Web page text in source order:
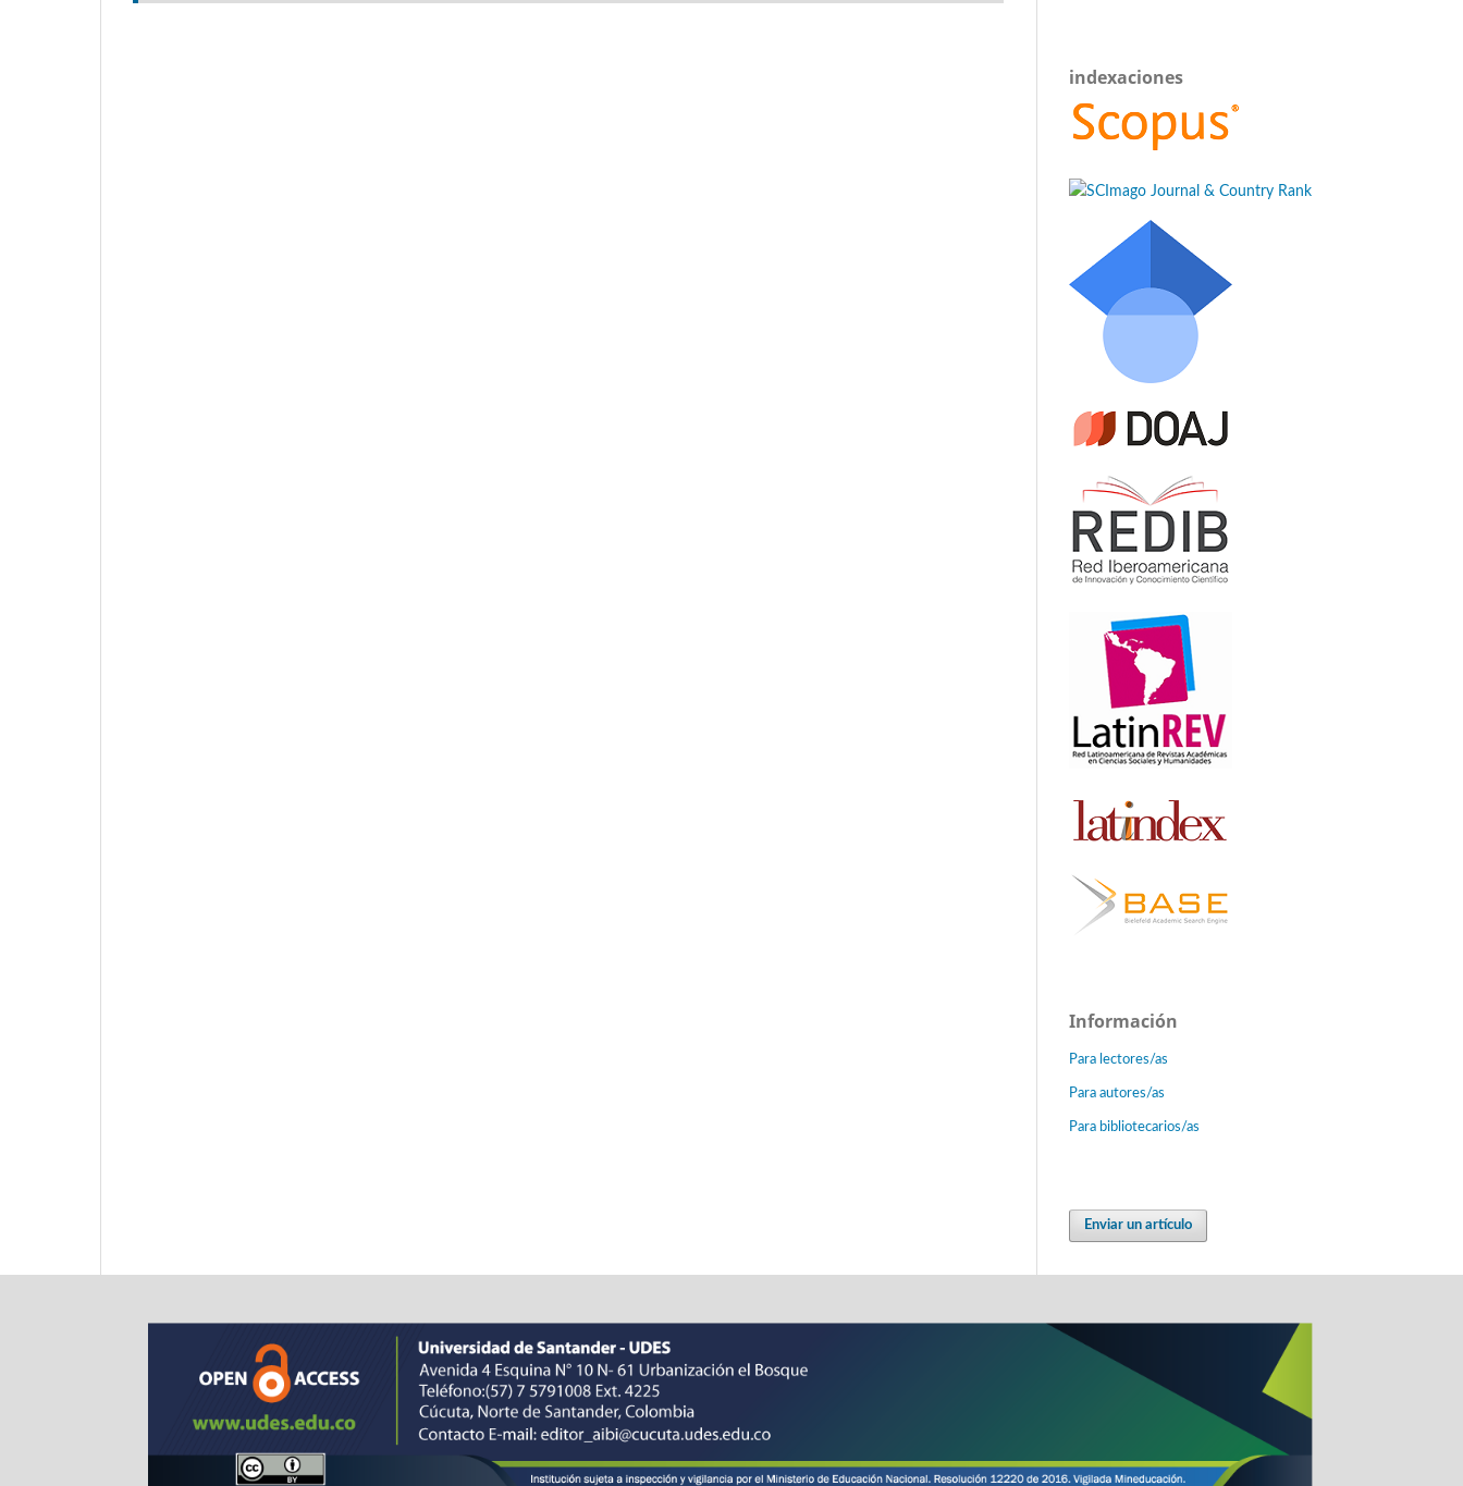
indexaciones
Información
Para lectores/as
Para autores/as
Para bibliotecarios/as
Enviar un artículo